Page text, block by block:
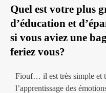
Quel est votre plus
d’éducation et
si vous aviez une
feriez vous?
Fiouf… il est très simple et
l’apprentissage des